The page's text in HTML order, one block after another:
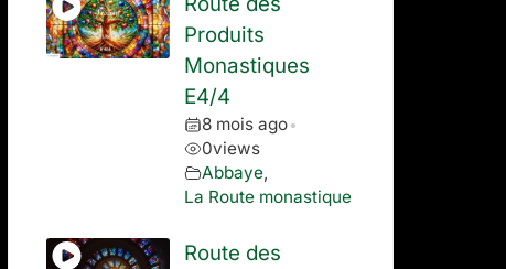
Produits
Monastiques
E4/4
8 mois ago •
0views
Abbaye,
La Route monastique
Route des